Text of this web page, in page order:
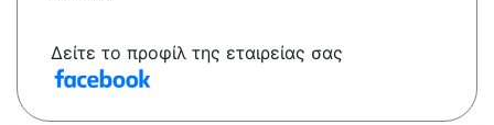
Δείτε το προφίλ της εταιρείας σας